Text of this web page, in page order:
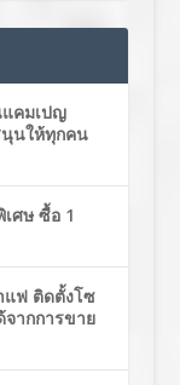
คมเปญ
นุนให้ทุกคน
ศษ ซื้อ 1
แฟ ติดตั้งโซ
จากการขาย